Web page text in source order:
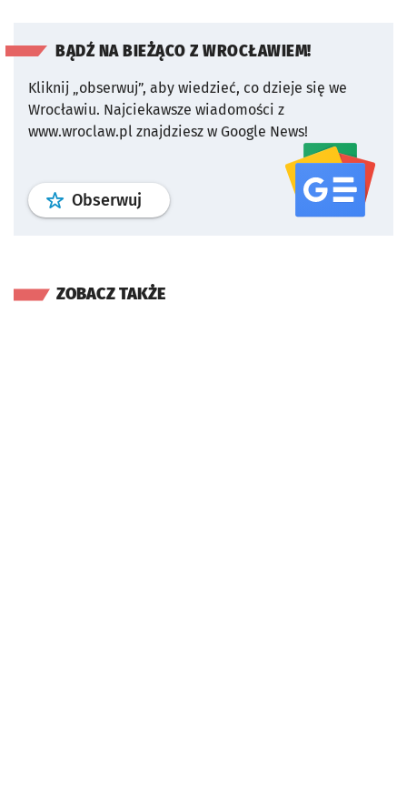
BĄDŹ NA BIEŻĄCO Z WROCŁAWIEM!
Kliknij „obserwuj”, aby wiedzieć, co dzieje się we
Wrocławiu. Najciekawsze wiadomości z
www.wroclaw.pl znajdziesz w Google News!
Obserwuj profil serwisu
ZOBACZ TAKŻE